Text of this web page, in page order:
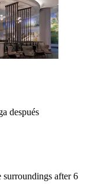
después
after 6